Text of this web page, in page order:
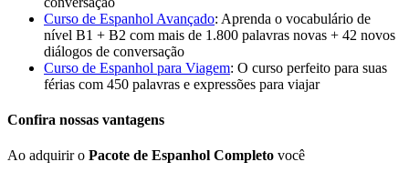
Curso de Espanhol Avançado: Aprenda o vocabulário de
nível B1 + B2 com mais de 1.800 palavras novas + 42 novos
diálogos de conversação
Curso de Espanhol para Viagem: O curso perfeito para suas
férias com 450 palavras e expressões para viajar
Confira nossas vantagens
Ao adquirir o Pacote de Espanhol Completo você